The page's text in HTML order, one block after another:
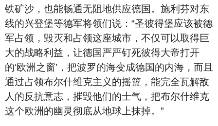
铁矿沙，也能畅通无阻地供应德国。施利芬对东
线的兴登堡等德军将领们说：“圣彼得堡应该被德
军占领，毁灭和占领这座城市，不仅可以取得巨
大的战略利益，让德国严严钉死彼得大帝打开
的‘欧洲之窗’，把波罗的海变成德国的内海，而且
通过占领布尔什维克主义的摇篮，能完全瓦解敌
人的反抗意志，摧毁他们的士气，把布尔什维克
这个欧洲的幽灵彻底从地球上抹掉。”